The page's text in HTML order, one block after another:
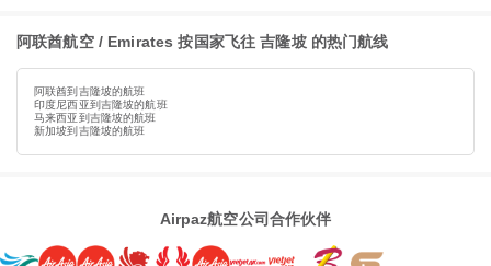
阿联酋航空 / Emirates 按国家飞往 吉隆坡 的热门航线
阿联酋到吉隆坡的航班
印度尼西亚到吉隆坡的航班
马来西亚到吉隆坡的航班
新加坡到吉隆坡的航班
Airpaz航空公司合作伙伴